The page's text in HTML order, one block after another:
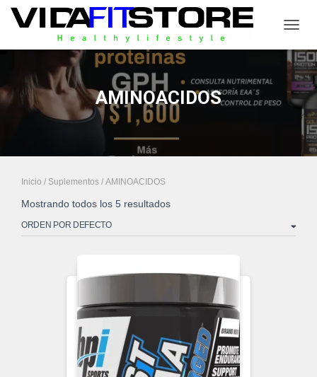
AMINOACIDOS
Inicio / Suplementos / AMINOACIDOS
Mostrando todos los 5 resultados